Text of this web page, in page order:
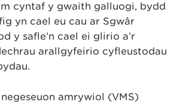
cyntaf y gwaith galluogi, bydd
yn cael eu cau ar Sgwâr
y safle’n cael ei glirio a’r
arallgyfeirio cyfleustodau
amrywiol (VMS)